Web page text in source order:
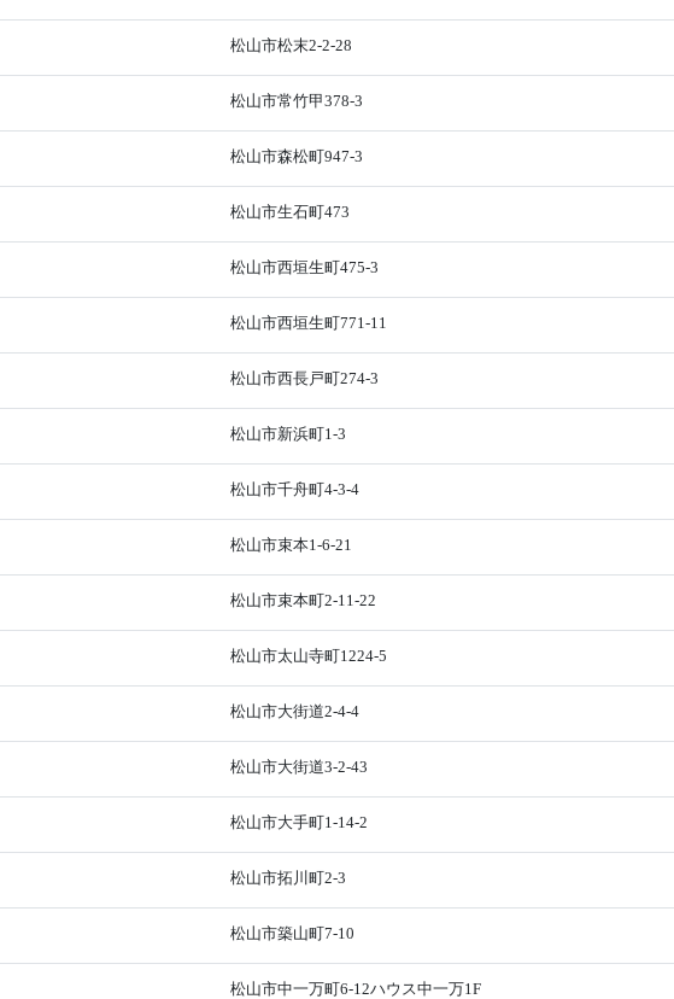
松山市松末2-2-28
松山市常竹甲378-3
松山市森松町947-3
松山市生石町473
松山市西垣生町475-3
松山市西垣生町771-11
松山市西長戸町274-3
松山市新浜町1-3
松山市千舟町4-3-4
松山市束本1-6-21
松山市束本町2-11-22
松山市太山寺町1224-5
松山市大街道2-4-4
松山市大街道3-2-43
松山市大手町1-14-2
松山市拓川町2-3
松山市築山町7-10
松山市中一万町6-12ハウス中一万1F